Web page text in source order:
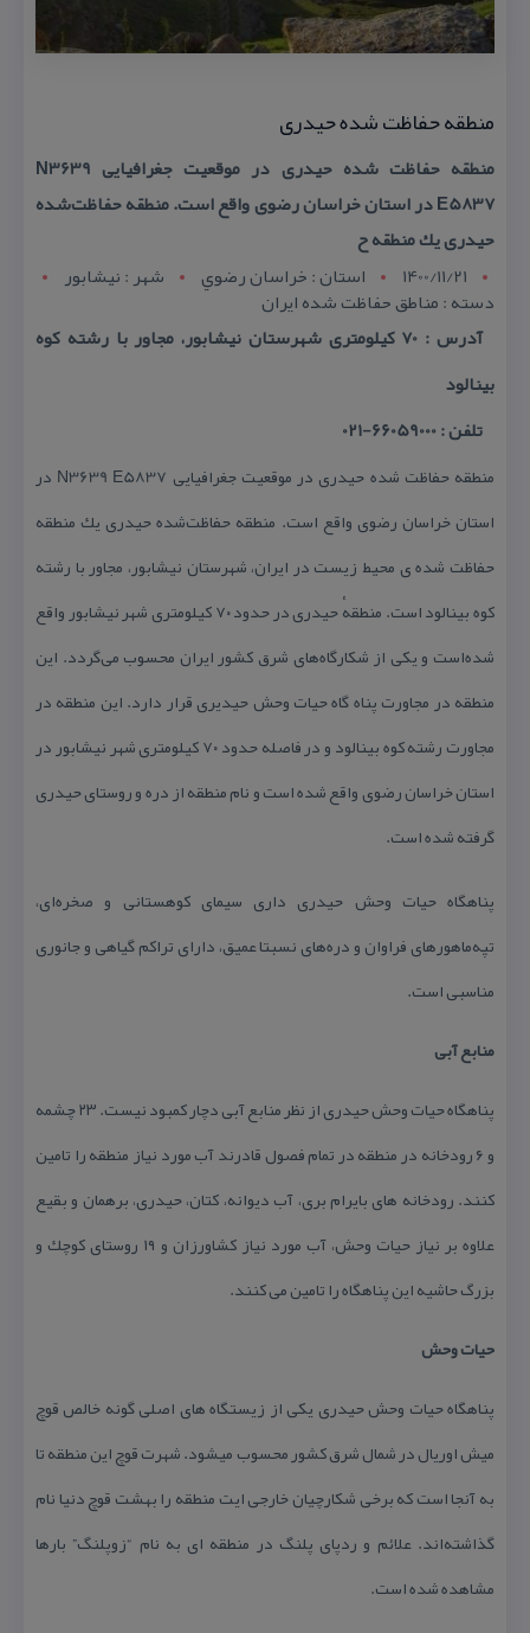
منطقه حفاظت شده حیدری
منطقه حفاظت شده حیدری در موقعیت جغرافیایی N3639
E5837 در استان خراسان رضوی واقع است. منطقه حفاظت‌شده
حیدری یك منطقه ح
1400/11/21
استان : خراسان رضوي شهر : نيشابور
دسته : مناطق حفاظت شده ایران
آدرس : 70 كیلومتری شهرستان نیشابور، مجاور با رشته كوه
بینالود
تلفن : 66059000-021
منطقه حفاظت شده حیدری در موقعیت جغرافیایی N3639 E5837 در
استان خراسان رضوی واقع است. منطقه حفاظت‌شده حیدری یك منطقه
حفاظت شده ی محیط زیست در ایران، شهرستان نیشابور، مجاور با رشته
كوه بینالود است. منطقهٔ حیدری در حدود ۷۰ كیلومتری شهر نیشابور واقع
شده‌است و یكی از شكارگاه‌های شرق كشور ایران محسوب می‌گردد. این
منطقه در مجاورت پناه گاه حیات وحش حیدیری قرار دارد. این منطقه در
مجاورت رشته كوه بینالود و در فاصله حدود ۷۰ كیلومتری شهر نیشابور در
استان خراسان رضوی واقع شده است و نام منطقه از دره و روستای حیدری
گرفته شده است.
پناهگاه حیات وحش حیدری داری سیمای كوهستانی و صخره‌ای،
تپه‌ماهورهای فراوان و دره‌های نسبتا عمیق، دارای تراكم گیاهی و جانوری
مناسبی است.
منابع آبی
پناهگاه حیات وحش حیدری از نظر منابع آبی دچار كمبود نیست. ۲۳ چشمه
و ۶ رودخانه در منطقه در تمام فصول قادرند آب مورد نیاز منطقه را تامین
كنند. رودخانه های بایرام بری، آب دیوانه، كتان، حیدری، برهمان و بقیع
علاوه بر نیاز حیات وحش، آب مورد نیاز كشاورزان و ۱۹ روستای كوچك و
بزرگ حاشیه این پناهگاه را تامین می كنند.
حیات وحش
پناهگاه حیات وحش حیدری یكی از زیستگاه های اصلی گونه خالص قوچ
میش اوریال در شمال شرق كشور محسوب میشود. شهرت قوچ این منطقه تا
به ‌آنجا است كه برخی شكارچیان خارجی ایت منطقه را بهشت قوچ دنیا نام
گذاشته‌اند. علائم و ردپای پلنگ در منطقه ای به نام “زوپلنگ” بارها
مشاهده شده است.